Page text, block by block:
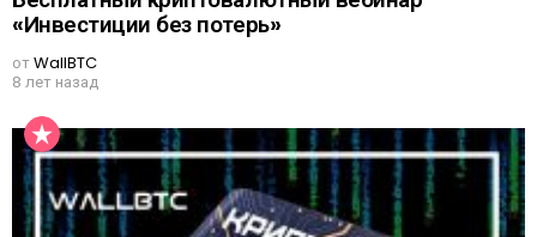
«Инвестиции без потерь»
отWallBTC
8 лет назад